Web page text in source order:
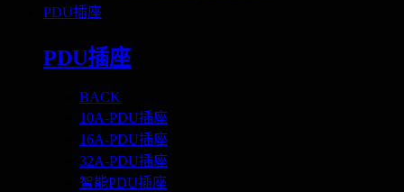
PDU插座
PDU插座
BACK
10A-PDU插座
16A-PDU插座
32A-PDU插座
智能PDU插座